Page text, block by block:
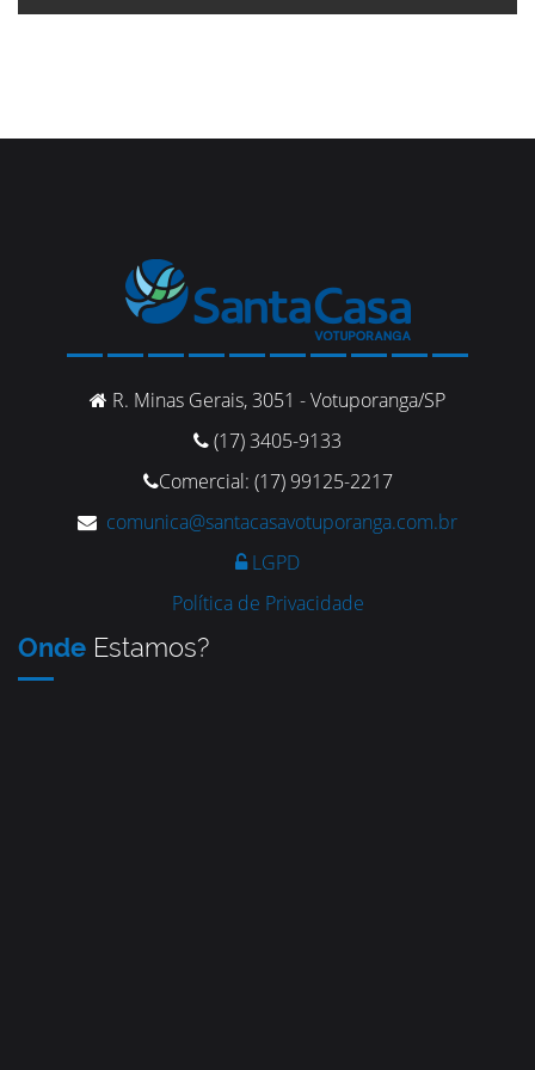
R. Minas Gerais, 3051 - Votuporanga/SP
(17) 3405-9133
Comercial: (17) 99125-2217
comunica@santacasavotuporanga.com.br
LGPD
Política de Privacidade
Onde Estamos?